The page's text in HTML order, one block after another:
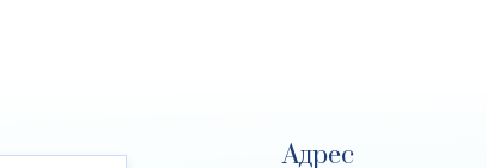
Адрес